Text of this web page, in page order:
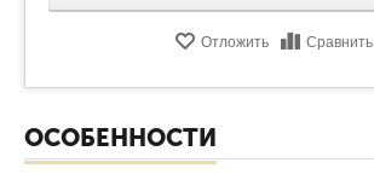
Отложить Сравнить
ОСОБЕННОСТИ